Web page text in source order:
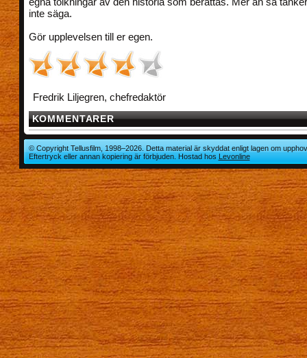
inte säga.
Gör upplevelsen till er egen.
Fredrik Liljegren, chefredaktör
KOMMENTARER
© Copyright Tellusfilm, 1998–2026. Detta material är skyddat enligt lagen om
Eftertryck eller annan kopiering är förbjuden. Hostad hosLevonline